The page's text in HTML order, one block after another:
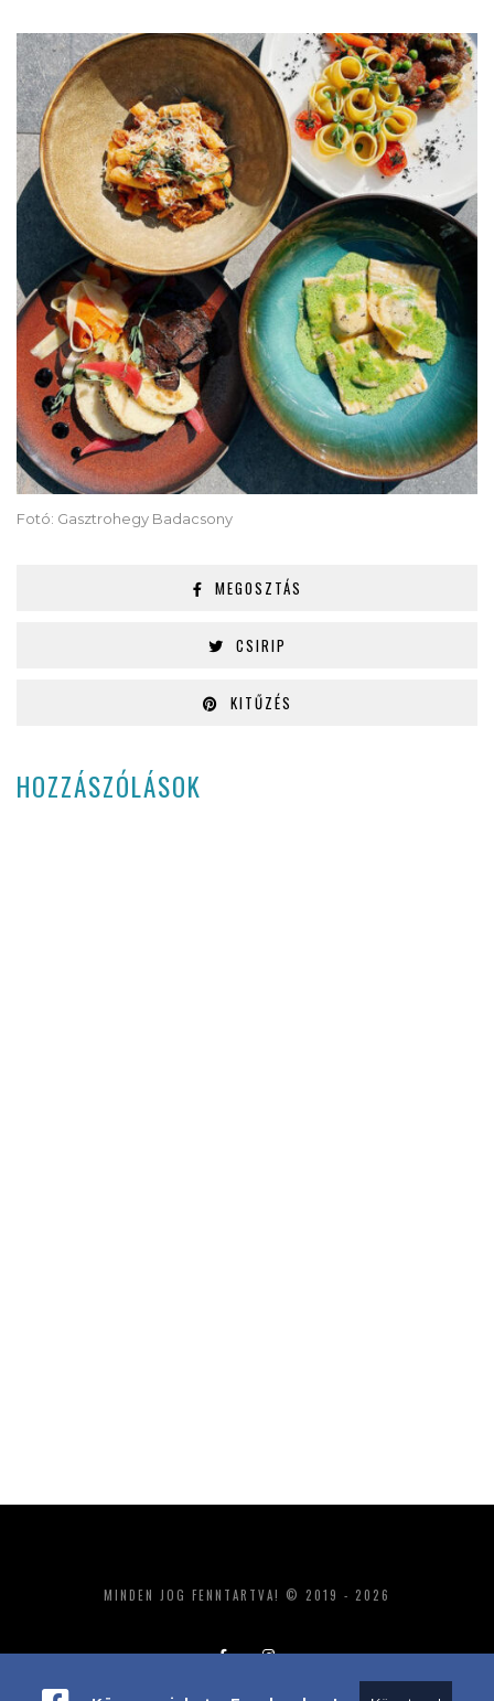
Fotó: Gasztrohegy Badacsony
MEGOSZTÁS
CSIRIP
KITŰZÉS
HOZZÁSZÓLÁSOK
MINDEN JOG FENNTARTVA! © 2019 - 2026